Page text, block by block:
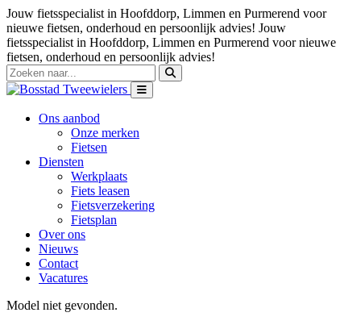
Jouw fietsspecialist in Hoofddorp, Limmen en Purmerend voor
nieuwe fietsen, onderhoud en persoonlijk advies! Jouw
fietsspecialist in Hoofddorp, Limmen en Purmerend voor nieuwe
fietsen, onderhoud en persoonlijk advies!
Ons aanbod
Onze merken
Fietsen
Diensten
Werkplaats
Fiets leasen
Fietsverzekering
Fietsplan
Over ons
Nieuws
Contact
Vacatures
Model niet gevonden.